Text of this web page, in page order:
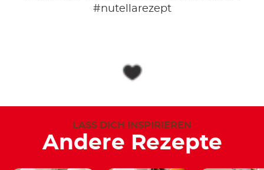
#nutellarezept
LASS DICH INSPIRIEREN
Andere Rezepte